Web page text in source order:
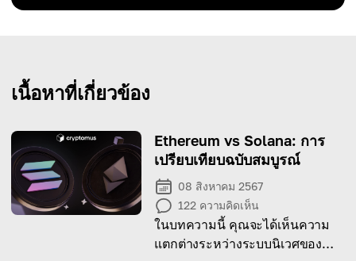
เนื้อหาที่เกี่ยวข้อง
Ethereum vs Solana: การ
เปรียบเทียบฉบับสมบูรณ์
08 สิงหาคม 2567
122 ความคิดเห็น
ในบทความนี้ คุณจะได้เห็นความ
แตกต่างระหว่างระบบนิเวศของ